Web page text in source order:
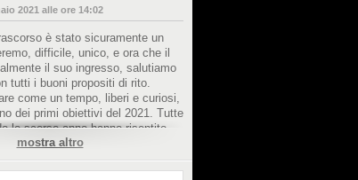
2021 alle ore 14:02
è stato sicuramente un
difficile, unico, e ora che il
il suo ingresso, salutiamo
tutti i buoni propositi di rito.
come un tempo, liberi e curiosi,
dei primi obiettivi del 2021. Tutte
lo scorso anno hanno risentito
in termini di flussi turistici, di
culturale, di vita. Eppure,
vissute, non abbiamo perso
mostra altro